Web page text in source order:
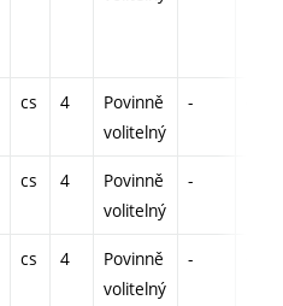
cs 4
Povinně
volitelný
-
cs 4
Povinně
volitelný
-
cs 4
Povinně
volitelný
-